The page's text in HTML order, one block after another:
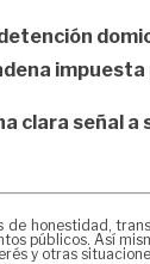
señal a
de honestidad,
públicos. Así
y otras